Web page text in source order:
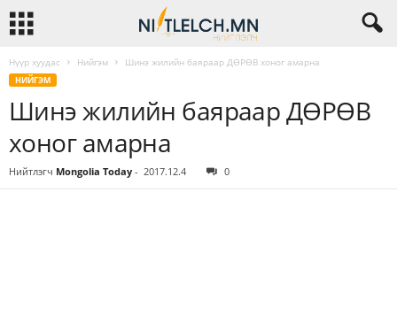
Нүүр хуудас Нийгэм Шинэ жилийн баяраар ДӨРӨВ хоног амарна
НИЙГЭМ
Шинэ жилийн баяраар ДӨРӨВ
хоног амарна
Нийтлэгч Mongolia Today - 2017.12.4 0